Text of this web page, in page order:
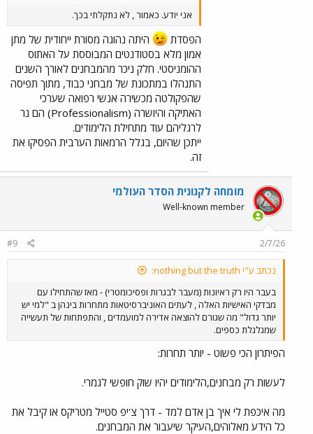
אני יודע. כאמור , לא נתקלתי בכך.
הפסדת
היתה נהוגה מסורת ייחודית של מתן
אמון מלא בסטודנטים המבוססת על האתוס
ההומניסטי. חלק ניכר מהמבחנים לאורך השנים
התנהלו במתכונת של מבחני כבוד, מתוך תפיסה
שהפקולטה מכשירה אנשי רפואה שערכי
האתיקה והיושרה (Professionalism) הם נר
לרגליהם עוד מתחילת הלימודים.
ייתכן שהיום, בגלל הרמאות הערבית הפסיקו את
זה.
מומחה לקנונית הסדר העולמי
Well-known member
2/7/26
#9
נכתב ע"י nothing but the truth:
בעבר היו רק ראיונות (מעבר לבגרות ופסיכומטרי) - מאז שהתחילו עם
מבדקי האישיות האלה , לעתים האוניברסיטאות מתחרות בינהן ב "למי יש
יותר גדול" מה שגורם להוצאה אדירה למועמדים , והתפתחות של תעשייה
שמגלגלת כספים.
הפיתרון הכי פשוט - יותר תחרות:
לעשות רק מבחנים,הלימודים יהיו שוק חופשי לגמרי.
מה איכפת לי איך בן אדם למד - דרך צ'יפ סטייל מטריקס או קיבל את
כל הידע מאלוהים,העיקר שיעבור את המבחנים.